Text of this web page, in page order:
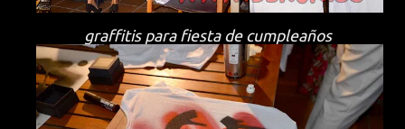
graffitis para fiesta de cumpleaños